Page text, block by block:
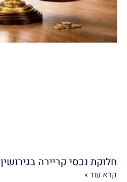
חלוקת נכסי קריירה בגירושין
קרא עוד »